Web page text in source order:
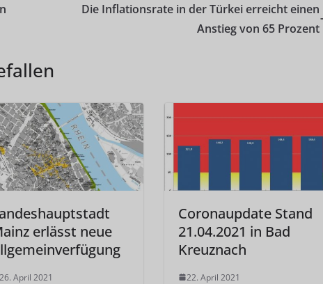
Die Inflationsrate in der Türkei erreicht einen
Anstieg von 65 Prozent
erlässt neue
26. April 2021
Coronaupdate Stand
21.04.2021 in Bad
Kreuznach
22. April 2021